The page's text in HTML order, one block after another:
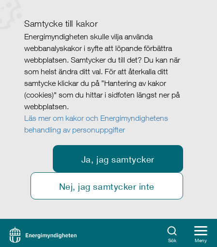
Samtycke till kakor
Energimyndigheten skulle vilja använda
webbanalyskakor i syfte att löpande förbättra
webbplatsen. Samtycker du till det? Du kan när
som helst ändra ditt val. För att återkalla ditt
samtycke klickar du på ”Hantering av kakor
(cookies)" som du hittar i sidfoten längst ner på
webbplatsen.
Läs mer om kakor och Energimyndighetens
behandling av personuppgifter
Ja, jag samtycker
Nej, jag samtycker inte
Sök Meny